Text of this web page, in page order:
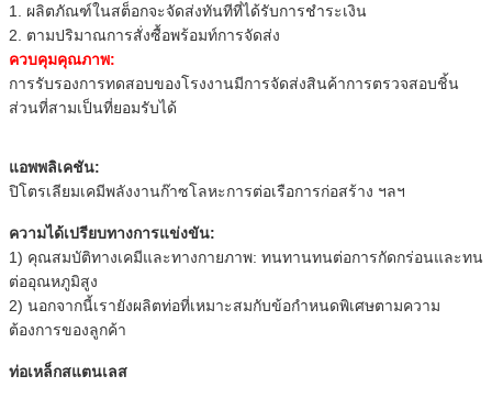
1. ผลิตภัณฑ์ในสต็อกจะจัดส่งทันทีที่ได้รับการชำระเงิน
2. ตามปริมาณการสั่งซื้อพร้อมท์การจัดส่ง
ควบคุมคุณภาพ:
การรับรองการทดสอบของโรงงานมีการจัดส่งสินค้าการตรวจสอบชิ้น
ส่วนที่สามเป็นที่ยอมรับได้
แอพพลิเคชัน:
ปิโตรเลียมเคมีพลังงานก๊าซโลหะการต่อเรือการก่อสร้าง ฯลฯ
ความได้เปรียบทางการแข่งขัน:
1) คุณสมบัติทางเคมีและทางกายภาพ: ทนทานทนต่อการกัดกร่อนและทน
ต่ออุณหภูมิสูง
2) นอกจากนี้เรายังผลิตท่อที่เหมาะสมกับข้อกำหนดพิเศษตามความ
ต้องการของลูกค้า
ท่อเหล็กสแตนเลส